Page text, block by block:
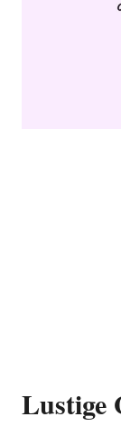
Lustige